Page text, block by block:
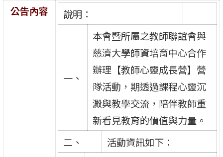
公告內容
說明：
一、
本會暨所屬之教師聯誼會與
慈濟大學師資培育中心合作
辦理【教師心靈成長營】營
隊活動，期透過課程心靈沉
澱與教學交流，陪伴教師重
新看見教育的價值與力量。
二、
活動資訊如下：